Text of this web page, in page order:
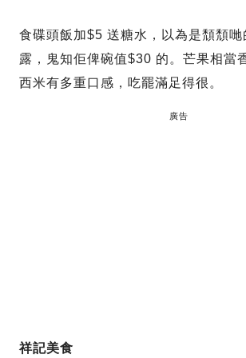
食碟頭飯加$5 送糖水，以為是頹頹哋
露，鬼知佢俾碗值$30 的。芒果相當
西米有多重口感，吃罷滿足得很。
廣告
祥記美食